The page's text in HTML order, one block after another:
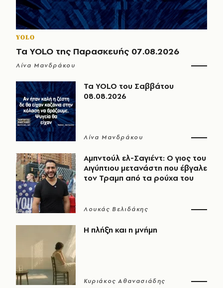
YOLO
Τα YOLO της Παρασκευής 07.08.2026
Λίνα Μανδράκου
Τα YOLO του Σαββάτου
08.08.2026
Λίνα Μανδράκου
Αμπντούλ ελ-Σαγιέντ: Ο γιος του
Αιγύπτιου μετανάστη που έβγαλε
τον Τραμπ από τα ρούχα του
Λουκάς Βελιδάκης
Η πλήξη και η μνήμη
Κυριάκος Αθανασιάδης